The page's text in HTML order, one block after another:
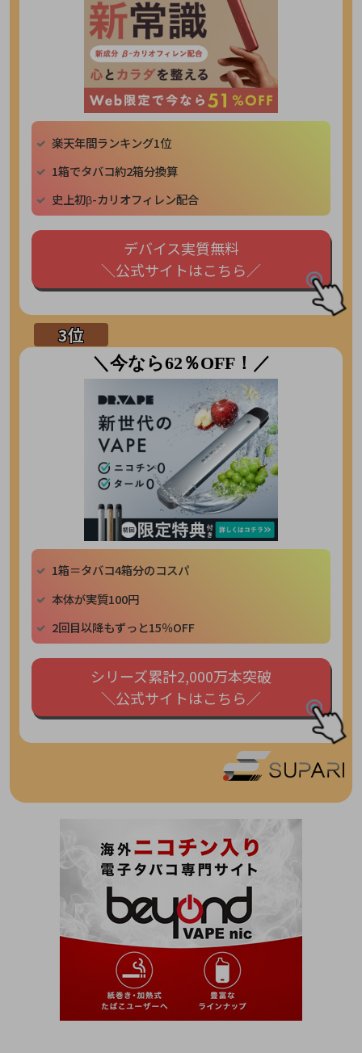
楽天年間ランキング1位
1箱でタバコ約2箱分換算
史上初β-カリオフィレン配合
デバイス実質無料
＼公式サイトはこちら／
＼今なら62％OFF！／
1箱＝タバコ4箱分のコスパ
本体が実質100円
2回目以降もずっと15％OFF
シリーズ累計2,000万本突破
＼公式サイトはこちら／